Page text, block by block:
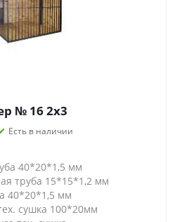
№ 16 2х3
Есть в наличии
40*20*1,5 мм
труба 15*15*1,2 мм
40*20*1,5 мм
сушка 100*20мм